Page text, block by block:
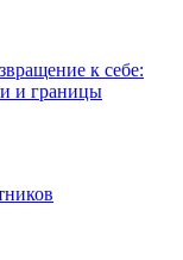
к себе:
и границы